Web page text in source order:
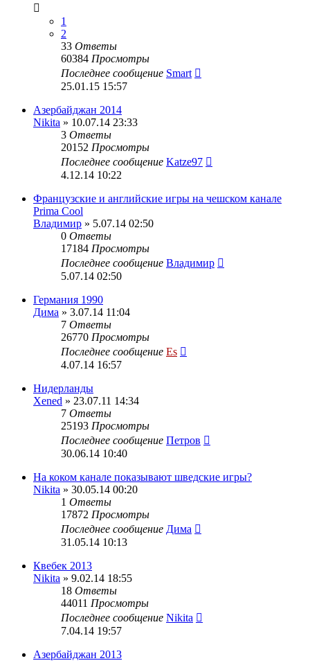
1
2
33 Ответы
60384 Просмотры
Последнее сообщение Smart
25.01.15 15:57
Азербайджан 2014
Nikita » 10.07.14 23:33
3 Ответы
20152 Просмотры
Последнее сообщение Katze97
4.12.14 10:22
Французские и английские игры на чешском канале
Prima Cool
Владимир » 5.07.14 02:50
0 Ответы
17184 Просмотры
Последнее сообщение Владимир
5.07.14 02:50
Германия 1990
Дима » 3.07.14 11:04
7 Ответы
26770 Просмотры
Последнее сообщение Es
4.07.14 16:57
Нидерланды
Xened » 23.07.11 14:34
7 Ответы
25193 Просмотры
Последнее сообщение Петров
30.06.14 10:40
На коком канале показывают шведские игры?
Nikita » 30.05.14 00:20
1 Ответы
17872 Просмотры
Последнее сообщение Дима
31.05.14 10:13
Квебек 2013
Nikita » 9.02.14 18:55
18 Ответы
44011 Просмотры
Последнее сообщение Nikita
7.04.14 19:57
Азербайджан 2013